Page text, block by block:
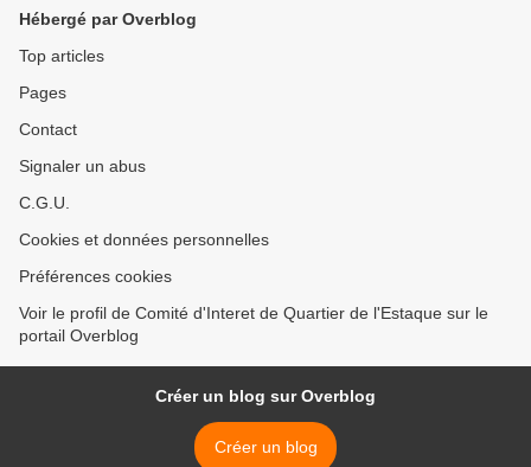
Hébergé par Overblog
Top articles
Pages
Contact
Signaler un abus
C.G.U.
Cookies et données personnelles
Préférences cookies
Voir le profil de Comité d'Interet de Quartier de l'Estaque sur le
portail Overblog
Créer un blog sur Overblog
Créer un blog